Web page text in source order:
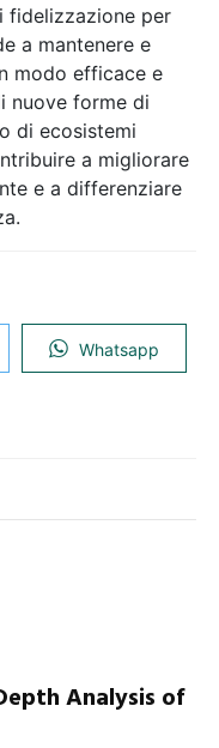
fidelizzazione per
a mantenere e
modo efficace e
nuove forme di
di ecosistemi
a migliorare
e a differenziare
Whatsapp
Analysis of